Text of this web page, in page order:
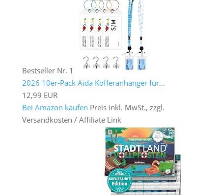
Bestseller Nr. 1
2026 10er-Pack Aida Kofferanhänger für...
12,99 EUR
Bei Amazon kaufen Preis inkl. MwSt., zzgl.
Versandkosten / Affiliate Link